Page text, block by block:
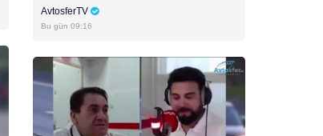
AvtosferTV
Bu gün 09:16